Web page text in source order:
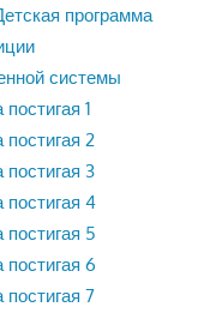
программа
системы
1
2
3
4
5
6
7